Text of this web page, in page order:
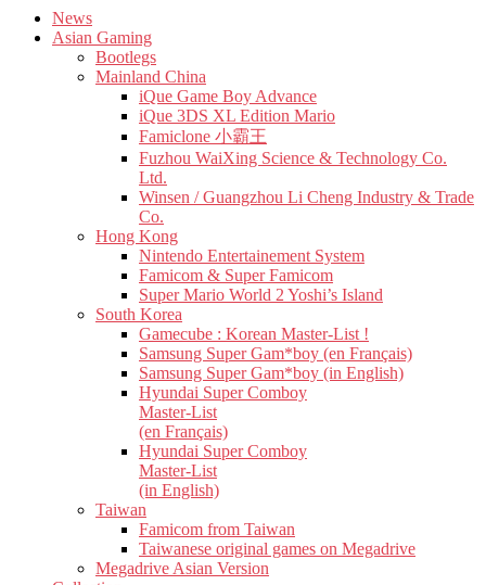
News
Asian Gaming
Bootlegs
Mainland China
iQue Game Boy Advance
iQue 3DS XL Edition Mario
Famiclone 小霸王
Fuzhou WaiXing Science & Technology Co.
Ltd.
Winsen / Guangzhou Li Cheng Industry & Trade
Co.
Hong Kong
Nintendo Entertainement System
Famicom & Super Famicom
Super Mario World 2 Yoshi’s Island
South Korea
Gamecube : Korean Master-List !
Samsung Super Gam*boy (en Français)
Samsung Super Gam*boy (in English)
Hyundai Super Comboy
Master-List
(en Français)
Hyundai Super Comboy
Master-List
(in English)
Taiwan
Famicom from Taiwan
Taiwanese original games on Megadrive
Megadrive Asian Version